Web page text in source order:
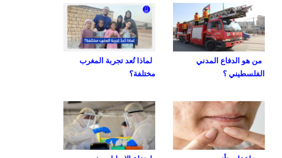
لماذا تُعد تجربة المغرب
مختلفة؟
من هو الدفاع المدني
الفلسطيني ؟